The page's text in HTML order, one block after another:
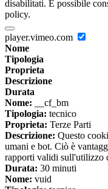
disabilitati. È possibile
policy.
player.vimeo.com
Nome
Tipologia
Proprieta
Descrizione
Durata
Nome: __cf_bm
Tipologia: tecnico
Proprieta: Terze Parti
Descrizione: Questo
umani e bot. Ciò è
rapporti validi sull'utilizzo
Durata: 30 minuti
Nome: vuid